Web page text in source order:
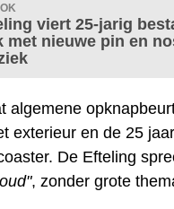
viert 25-jarig
met nieuwe pin en
algemene
exterieur en de 25
De Efteling
, zonder grote